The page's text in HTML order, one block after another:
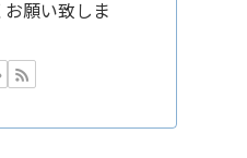
願い致しま